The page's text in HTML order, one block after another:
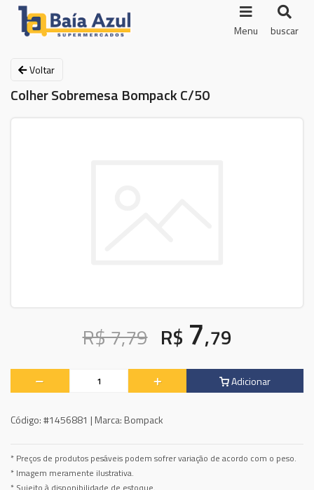
Menu buscar
Voltar
Colher Sobremesa Bompack C/50
R$ 7,79 R$ 7,79
Adicionar
Código:#1456881 | Marca: Bompack
* Preços de produtos pesáveis podem sofrer variação de acordo com o peso.
* Imagem meramente ilustrativa.